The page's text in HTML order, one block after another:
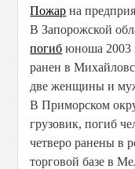
Пожар на
В Запорожской
погиб юноша 2003
ранен в
две женщины и
В Приморском
грузовик, погиб
четверо ранены в
торговой базе в